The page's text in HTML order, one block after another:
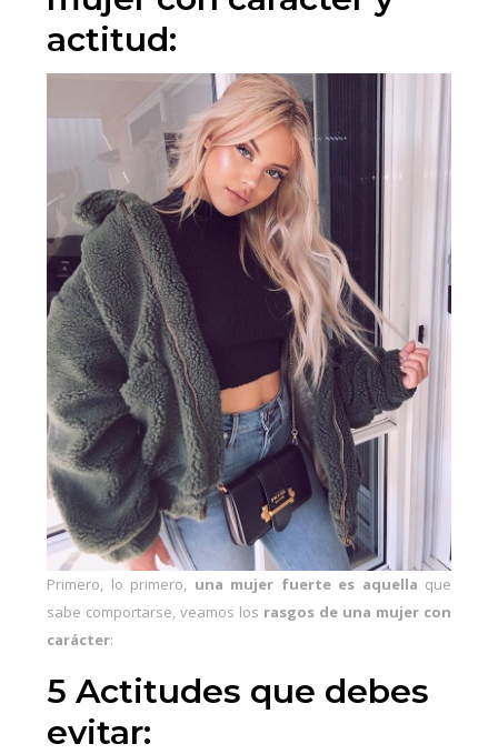
actitud:
Primero, lo primero, una mujer fuerte es aquella que
sabe comportarse, veamos los rasgos de una mujer con
carácter:
5 Actitudes que debes
evitar: